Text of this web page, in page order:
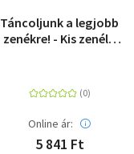
Táncoljunk a legjobb
zenékre! - Kis zenélő
Online ár:
5 841 Ft